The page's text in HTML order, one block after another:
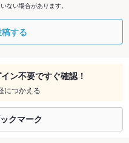
ない場合があります。
する
ン不要ですぐ確認！
につかえる
クマーク